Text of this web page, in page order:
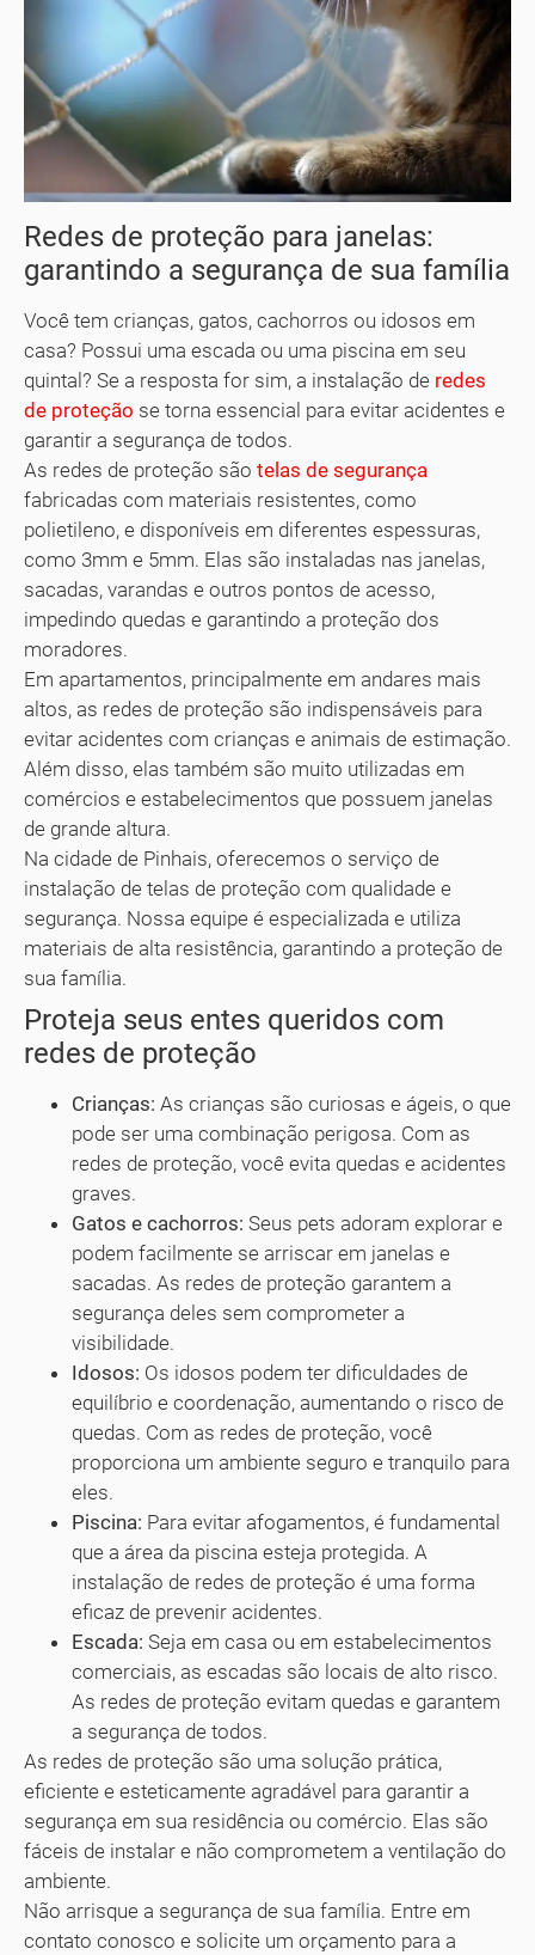
Redes de proteção para janelas:
garantindo a segurança de sua família
Você tem crianças, gatos, cachorros ou idosos em
casa? Possui uma escada ou uma piscina em seu
quintal? Se a resposta for sim, a instalação de redes
de proteção se torna essencial para evitar acidentes e
garantir a segurança de todos.
As redes de proteção são telas de segurança
fabricadas com materiais resistentes, como
polietileno, e disponíveis em diferentes espessuras,
como 3mm e 5mm. Elas são instaladas nas janelas,
sacadas, varandas e outros pontos de acesso,
impedindo quedas e garantindo a proteção dos
moradores.
Em apartamentos, principalmente em andares mais
altos, as redes de proteção são indispensáveis para
evitar acidentes com crianças e animais de estimação.
Além disso, elas também são muito utilizadas em
comércios e estabelecimentos que possuem janelas
de grande altura.
Na cidade de Pinhais, oferecemos o serviço de
instalação de telas de proteção com qualidade e
segurança. Nossa equipe é especializada e utiliza
materiais de alta resistência, garantindo a proteção de
sua família.
Proteja seus entes queridos com
redes de proteção
Crianças: As crianças são curiosas e ágeis, o que
pode ser uma combinação perigosa. Com as
redes de proteção, você evita quedas e acidentes
graves.
Gatos e cachorros: Seus pets adoram explorar e
podem facilmente se arriscar em janelas e
sacadas. As redes de proteção garantem a
segurança deles sem comprometer a
visibilidade.
Idosos: Os idosos podem ter dificuldades de
equilíbrio e coordenação, aumentando o risco de
quedas. Com as redes de proteção, você
proporciona um ambiente seguro e tranquilo para
eles.
Piscina: Para evitar afogamentos, é fundamental
que a área da piscina esteja protegida. A
instalação de redes de proteção é uma forma
eficaz de prevenir acidentes.
Escada: Seja em casa ou em estabelecimentos
comerciais, as escadas são locais de alto risco.
As redes de proteção evitam quedas e garantem
a segurança de todos.
As redes de proteção são uma solução prática,
eficiente e esteticamente agradável para garantir a
segurança em sua residência ou comércio. Elas são
fáceis de instalar e não comprometem a ventilação do
ambiente.
Não arrisque a segurança de sua família. Entre em
contato conosco e solicite um orçamento para a